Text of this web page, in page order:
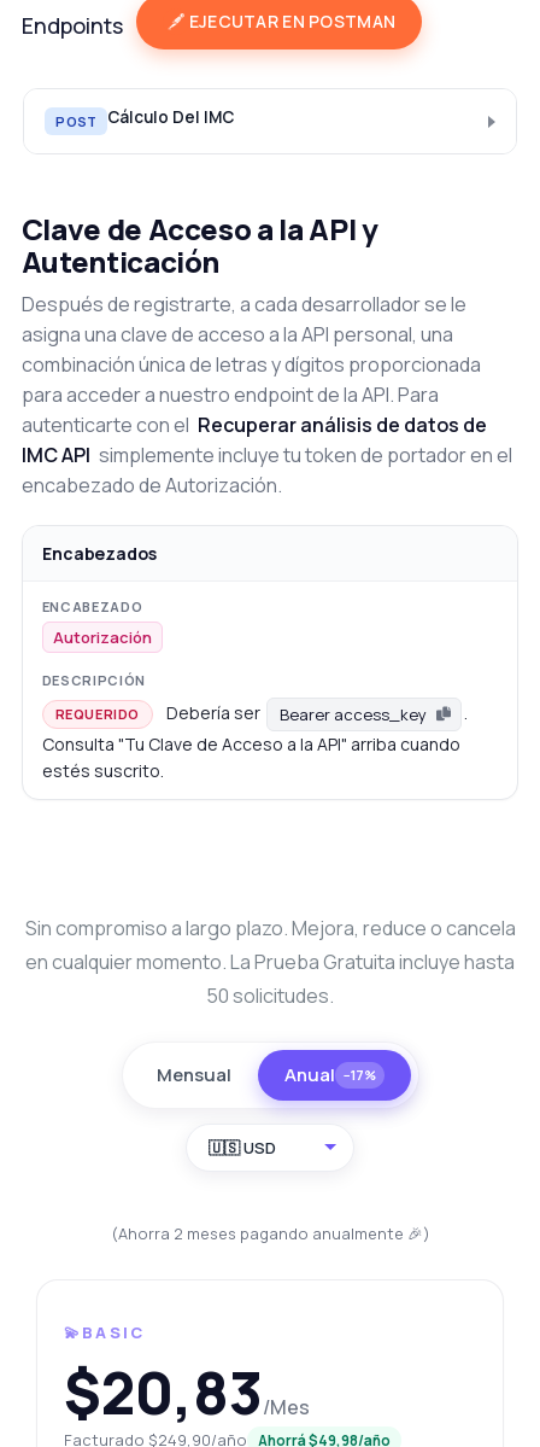
Endpoints EJECUTAR EN POSTMAN
POST Cálculo Del IMC
Clave de Acceso a la API y
Autenticación
Después de registrarte, a cada desarrollador se le
asigna una clave de acceso a la API personal, una
combinación única de letras y dígitos proporcionada
para acceder a nuestro endpoint de la API. Para
autenticarte con el Recuperar análisis de datos de
IMC API simplemente incluye tu token de portador en el
encabezado de Autorización.
Encabezados
Autorización
REQUERIDO Debería ser Bearer access_key
.
Consulta "Tu Clave de Acceso a la API" arriba cuando
estés suscrito.
Sin compromiso a largo plazo. Mejora, reduce o cancela
en cualquier momento. La Prueba Gratuita incluye hasta
50 solicitudes.
Mensual Anual −17%
🇺🇸 USD
(Ahorra 2 meses pagando anualmente 🎉)
💫BASIC
$20,83/Mes
Facturado $249,90/año Ahorrá $49,98/año